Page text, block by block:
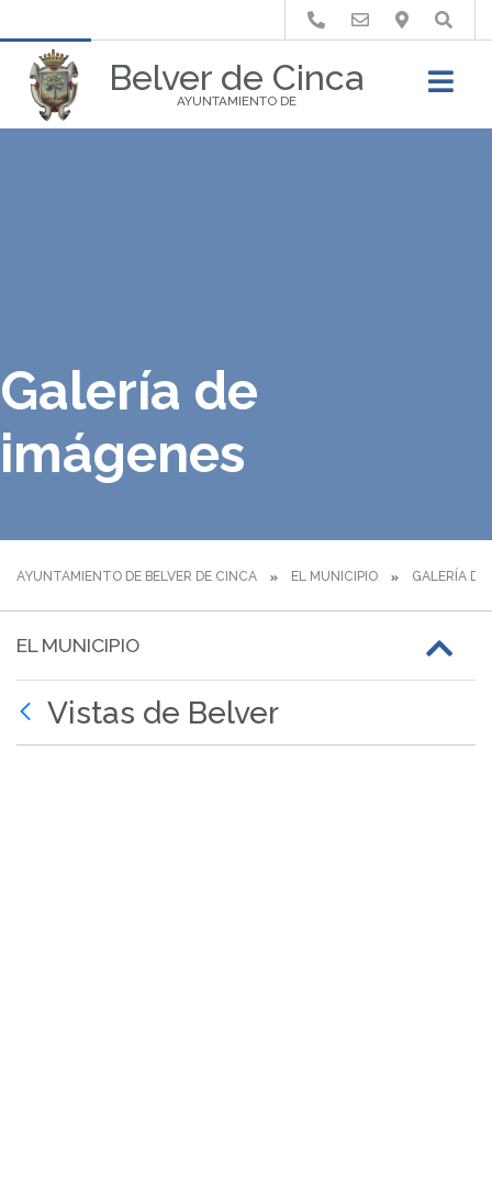
Belver de Cinca
AYUNTAMIENTO DE
Buscar
Galería de
imágenes
AYUNTAMIENTO DE BELVER DE CINCA EL MUNICIPIO GALERÍA DE
EL MUNICIPIO
Vistas de Belver